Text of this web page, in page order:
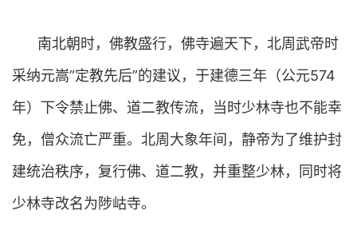
南北朝时，佛教盛行，佛寺遍天下，北周武帝时
采纳元嵩”定教先后”的建议，于建德三年（公元574
年）下令禁止佛、道二教传流，当时少林寺也不能幸
免，僧众流亡严重。北周大象年间，静帝为了维护封
建统治秩序，复行佛、道二教，并重整少林，同时将
少林寺改名为陟岵寺。